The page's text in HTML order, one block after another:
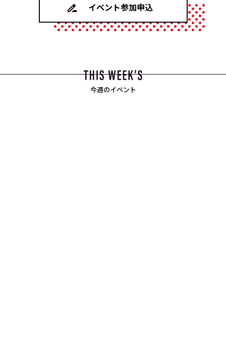
イベント参加申込
今週のイベント